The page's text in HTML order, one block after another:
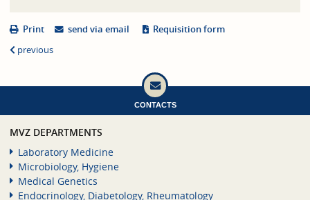
Print send via email
Requisition form
previous
CONTACTS
MVZ DEPARTMENTS
Laboratory Medicine
Microbiology, Hygiene
Medical Genetics
Endocrinology, Diabetology, Rheumatology